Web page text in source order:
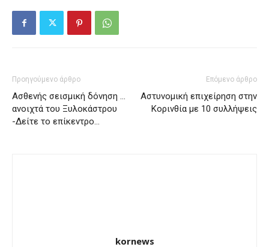
Προηγούμενο άρθρο
Ασθενής σεισμική δόνηση …
ανοιχτά του Ξυλοκάστρου
-Δείτε το επίκεντρο…
Επόμενο άρθρο
Αστυνομική επιχείρηση στην
Κορινθία με 10 συλλήψεις
kornews